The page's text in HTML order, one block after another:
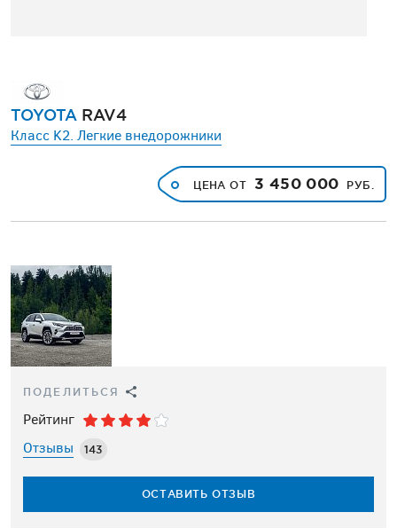
TOYOTA RAV4
Класс K2. Легкие внедорожники
ЦЕНА ОТ 3 450 000 РУБ.
ПОДЕЛИТЬСЯ
Рейтинг
Отзывы
143
ОСТАВИТЬ ОТЗЫВ